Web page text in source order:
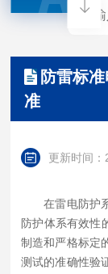
防雷标
准
更新时间
在雷电防护系
防护体系有效性
制造和严格标定
测试的准确性验